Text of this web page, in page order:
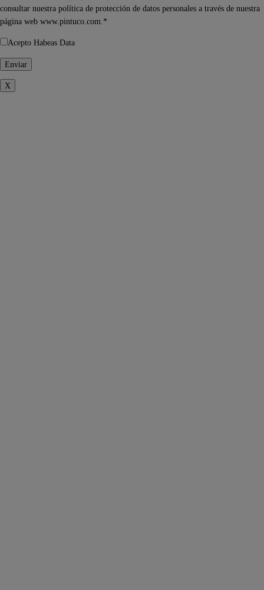
consultar nuestra política de protección de datos personales a través de nuestra
página web www.pintuco.com.*
Acepto Habeas Data
X